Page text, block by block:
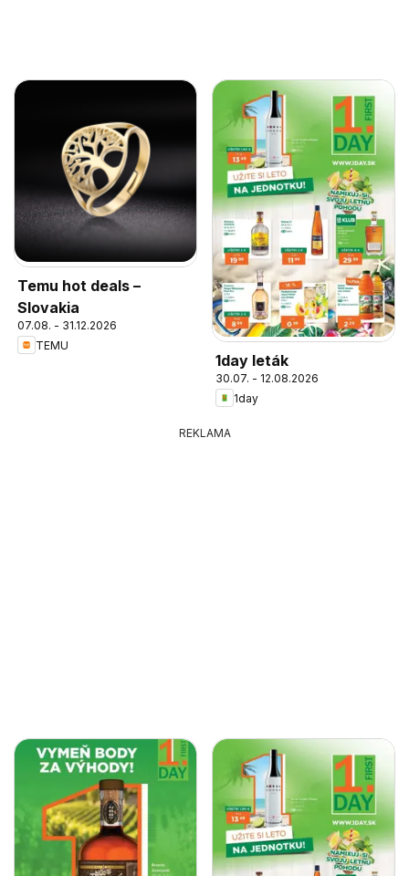
Temu hot deals –
Slovakia
07.08. - 31.12.2026
TEMU
1day leták
30.07. - 12.08.2026
1day
REKLAMA